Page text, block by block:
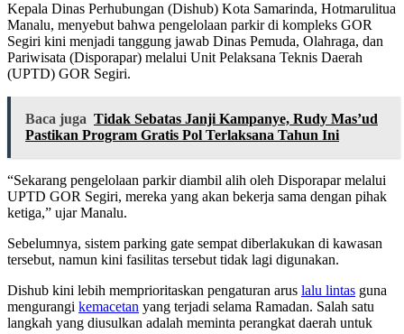
Kepala Dinas Perhubungan (Dishub) Kota Samarinda, Hotmarulitua
Manalu, menyebut bahwa pengelolaan parkir di kompleks GOR
Segiri kini menjadi tanggung jawab Dinas Pemuda, Olahraga, dan
Pariwisata (Disporapar) melalui Unit Pelaksana Teknis Daerah
(UPTD) GOR Segiri.
Baca juga Tidak Sebatas Janji Kampanye, Rudy Mas’ud
Pastikan Program Gratis Pol Terlaksana Tahun Ini
“Sekarang pengelolaan parkir diambil alih oleh Disporapar melalui
UPTD GOR Segiri, mereka yang akan bekerja sama dengan pihak
ketiga,” ujar Manalu.
Sebelumnya, sistem parking gate sempat diberlakukan di kawasan
tersebut, namun kini fasilitas tersebut tidak lagi digunakan.
Dishub kini lebih memprioritaskan pengaturan arus lalu lintas guna
mengurangi kemacetan yang terjadi selama Ramadan. Salah satu
langkah yang diusulkan adalah meminta perangkat daerah untuk